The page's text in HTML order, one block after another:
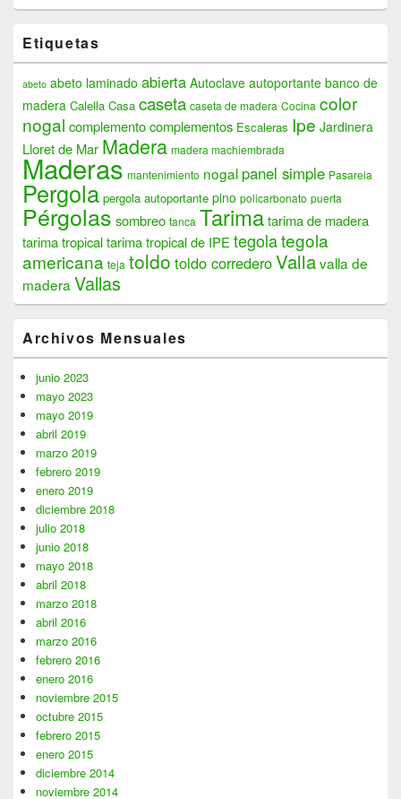
Etiquetas
abeto abeto laminado abierta Autoclave autoportante banco de
madera Calella Casa caseta caseta de madera Cocina color
nogal complementocomplementos Escaleras Ipe Jardinera
Lloret de Mar Madera madera machiembrada
Maderas mantenimiento nogal panel simple Pasarela
Pergola pergola autoportante pino policarbonato puerta
Pérgolas sombreo tanca Tarimatarima de madera
tarima tropicaltarima tropical de IPE tegolategola
americana teja toldo toldo correderoVallavalla de
madera Vallas
Archivos Mensuales
junio 2023
mayo 2023
mayo 2019
abril 2019
marzo 2019
febrero 2019
enero 2019
diciembre 2018
julio 2018
junio 2018
mayo 2018
abril 2018
marzo 2018
abril 2016
marzo 2016
febrero 2016
enero 2016
noviembre 2015
octubre 2015
febrero 2015
enero 2015
diciembre 2014
noviembre 2014